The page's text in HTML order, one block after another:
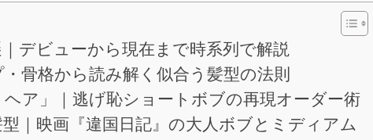
デビューから現在まで時系列で解説
骨格から読み解く似合う髪型の法則
ア」｜逃げ恥ショートボブの再現オーダー術
｜映画『違国日記』の大人ボブとミディアム